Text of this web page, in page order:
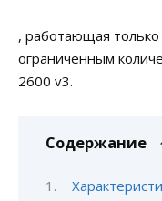
, работающая
ограниченным
2600 v3.
Содержание